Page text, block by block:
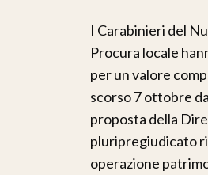
I Carabinieri del
Procura locale
per un valore
scorso 7 ottobre
proposta della
pluripregiudicato
operazione